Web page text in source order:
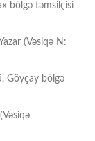
bölgə təmsilçisi
(Vəsiqə N:
Göyçay bölgə